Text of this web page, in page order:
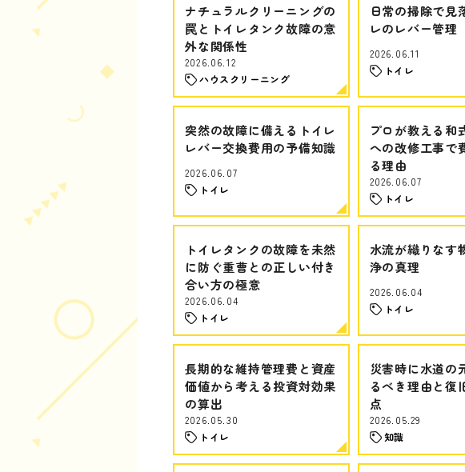
ナチュラルクリーニングの
罠とトイレタンク故障の意
外な関係性
2026.06.12
ハウスクリーニング
日常の掃除で見
レのレバー管理
2026.06.11
トイレ
突然の故障に備えるトイレ
レバー交換費用の予備知識
2026.06.07
トイレ
プロが教える和
への改修工事で
る理由
2026.06.07
トイレ
トイレタンクの故障を未然
に防ぐ重曹との正しい付き
合い方の極意
2026.06.04
トイレ
水流が織りなす
浄の真理
2026.06.04
トイレ
長期的な維持管理費と資産
価値から考える投資対効果
の算出
2026.05.30
トイレ
災害時に水道の
るべき理由と復
点
2026.05.29
知識